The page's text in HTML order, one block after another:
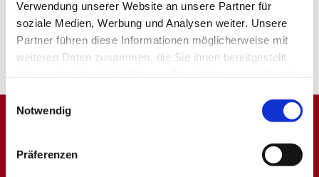
Verwendung unserer Website an unsere Partner für
soziale Medien, Werbung und Analysen weiter. Unsere
Partner führen diese Informationen möglicherweise mit
weiteren Daten zusammen, die Sie ihnen bereitgestellt
Einwilligungsauswahl
Notwendig
Präferenzen